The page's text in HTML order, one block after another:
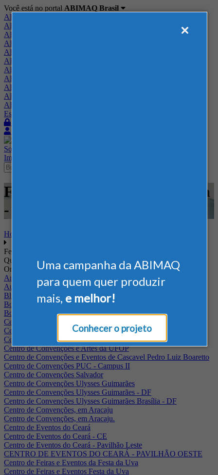
Uma campanha da ABIMAQ
para quem quer produzir
mais, e melhor!
Conhecer o projeto
Você está no portal ABIMAQ Brasil
ABIMAQ Brasil
ABIMAQ Minas Gerais
ABIMAQ Norte-Nordeste
ABIMAQ Paraná
ABIMAQ Piracicaba
ABIMAQ Ribeirão Preto
ABIMAQ Rio de Janeiro
ABIMAQ Rio Grande do Sul
ABIMAQ Santa Catarina
ABIMAQ São Paulo
ABIMAQ Vale do Paraíba
Escritório de Relações Governamentais
Sobre
Imprensa
Feiras - Expo Rio Cidade Nova
- Alimentício
Home
Feiras
Quando
Onde
Arena Jaguariuna
Auditório Albano Franco - FIEPA
Blumenau - SC
BolognaFiere
Boulevard Olimpico - RJ
Centro Internacional de Convenções do Brasil, em Brasília
Centro de Convenções - SE
Centro de Convenções de Pernambuco - PE
Centro de Convenções e Artes da UFOP
Centro de Convenções e Eventos de Cascavel Pedro Luiz Boaretto
Centro de Convenções PUC - Campus II
Centro de Convenções Salvador
Centro de Convenções Ulysses Guimarães
Centro de Convenções Ulysses Guimarães - DF
Centro de Convenções Ulysses Guimarães Brasília - DF
Centro de Convenções, em Aracaju
Centro de Convenções, em Aracaju.
Centro de Eventos do Ceará
Centro de Eventos do Ceará - CE
Centro de Eventos do Ceará - Pavilhão Leste
CENTRO DE EVENTOS DO CEARÁ - PAVILHÃO OESTE
Centro de Feiras e Eventos da Festa da Uva
Centro de Feiras e Eventos Festa da Uva